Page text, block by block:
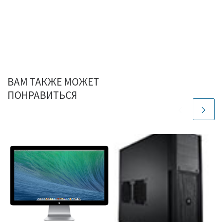
ВАМ ТАКЖЕ МОЖЕТ
ПОНРАВИТЬСЯ